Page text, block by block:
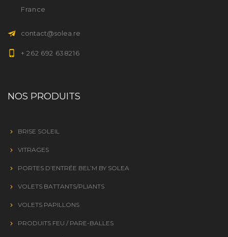
France
contact@solea.re
+ 262 692 638216
NOS PRODUITS
BRISE SOLEIL
VITRAGES
PORTES D’ENTRÉE BEL’M BY SOLEA
VOLETS BATTANTS/PLIANTS
VOLETS PAPILLONS
PRODUITS FEU / PARE-BALLES